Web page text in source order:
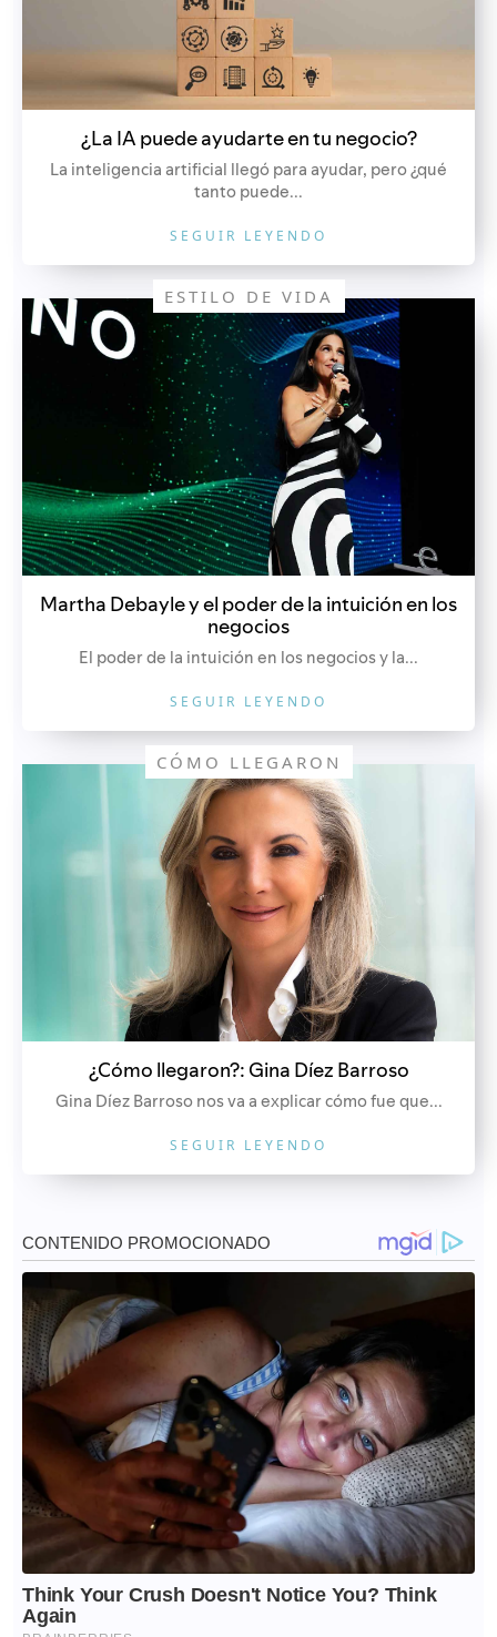
¿La IA puede ayudarte en tu negocio?
La inteligencia artificial llegó para ayudar, pero ¿qué
tanto puede...
SEGUIR LEYENDO
ESTILO DE VIDA
Martha Debayle y el poder de la intuición en los
negocios
El poder de la intuición en los negocios y la...
SEGUIR LEYENDO
CÓMO LLEGARON
¿Cómo llegaron?: Gina Díez Barroso
Gina Díez Barroso nos va a explicar cómo fue que...
SEGUIR LEYENDO